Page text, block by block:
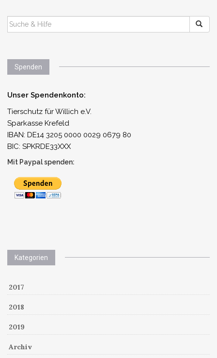
SUCHEN
NACH:
Spenden
Unser Spendenkonto:
Tierschutz für Willich e.V.
Sparkasse Krefeld
IBAN: DE14 3205 0000 0029 0679 80
BIC: SPKRDE33XXX
Mit Paypal spenden:
Kategorien
2017
2018
2019
Archiv